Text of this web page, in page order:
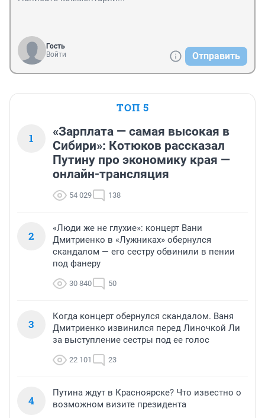
Гость
Войти
Отправить
ТОП 5
1
«Зарплата — самая высокая в
Сибири»: Котюков рассказал
Путину про экономику края —
онлайн-трансляция
54 029 138
2
«Люди же не глухие»: концерт Вани
Дмитриенко в «Лужниках» обернулся
скандалом — его сестру обвинили в пении
под фанеру
30 840 50
3
Когда концерт обернулся скандалом. Ваня
Дмитриенко извинился перед Линочкой Ли
за выступление сестры под ее голос
22 101 23
4
Путина ждут в Красноярске? Что известно о
возможном визите президента